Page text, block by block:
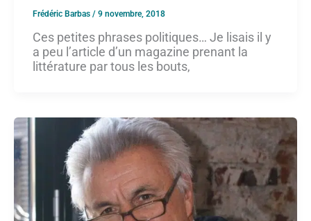
Frédéric Barbas / 9 novembre, 2018
Ces petites phrases politiques… Je lisais il y
a peu l’article d’un magazine prenant la
littérature par tous les bouts,